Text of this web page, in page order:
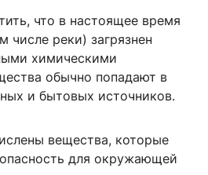
что в настоящее время
числе реки) загрязнен
химическими
обычно попадают в
и бытовых источников.
вещества, которые
для окружающей